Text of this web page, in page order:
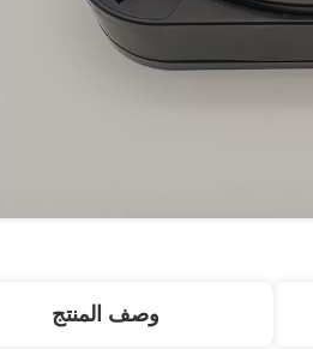
وصف المنتج